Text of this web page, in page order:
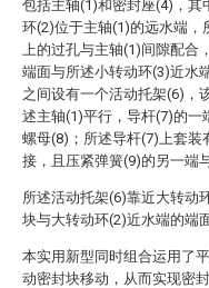
包括主轴(1)和密封座(4)，其
环(2)位于主轴(1)的远水端，
上的过孔与主轴(1)间隙配合
端面与所述小转动环(3)近水
之间设有一个活动托架(6)，
述主轴(1)平行，导杆(7)的一
螺母(8)；所述导杆(7)上套装
接，且压紧弹簧(9)的另一端
所述活动托架(6)靠近大转动
块与大转动环(2)近水端的端
本实用新型同时组合运用了
动密封块移动，从而实现密